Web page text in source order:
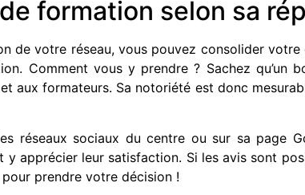
formation selon sa
de votre réseau, vous pouvez consolider
Comment vous y prendre ? Sachez qu’un
aux formateurs. Sa notoriété est donc
réseaux sociaux du centre ou sur sa page
apprécier leur satisfaction. Si les avis sont
prendre votre décision !